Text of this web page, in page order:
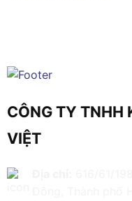
CÔNG TY TNHH
VIỆT